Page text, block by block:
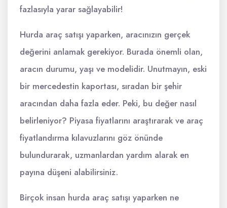
fazlasıyla yarar sağlayabilir!
Hurda araç satışı yaparken, aracınızın gerçek
değerini anlamak gerekiyor. Burada önemli olan,
aracın durumu, yaşı ve modelidir. Unutmayın, eski
bir mercedestin kaportası, sıradan bir şehir
aracından daha fazla eder. Peki, bu değer nasıl
belirleniyor? Piyasa fiyatlarını araştırarak ve araç
fiyatlandırma kılavuzlarını göz önünde
bulundurarak, uzmanlardan yardım alarak en
payına düşeni alabilirsiniz.
Birçok insan hurda araç satışı yaparken ne